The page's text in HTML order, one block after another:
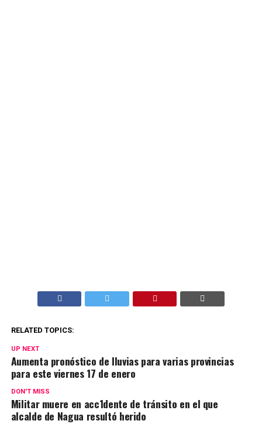
RELATED TOPICS:
UP NEXT
Aumenta pronóstico de lluvias para varias provincias
para este viernes 17 de enero
DON'T MISS
Militar muere en acc1dente de tránsito en el que
alcalde de Nagua resultó herido